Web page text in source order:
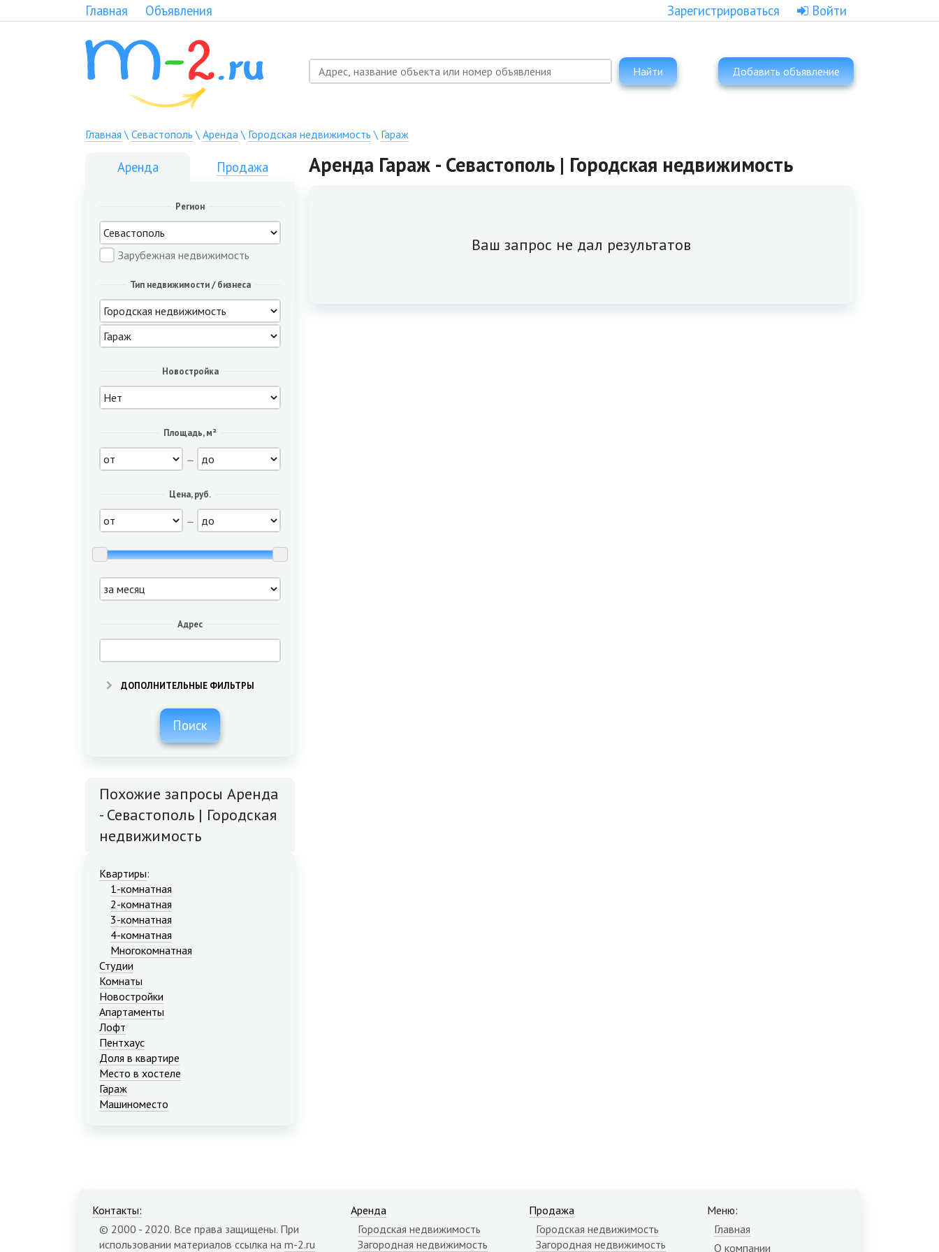
Главная Объявления Зарегистрироваться Войти
Найти Добавить объявление
Главная \ Севастополь \ Аренда\ Городская недвижимость \ Гараж
Аренда Продажа
Регион
Зарубежная недвижимость
Тип недвижимости / бизнеса
Новостройка
Площадь, м²
—
Цена, руб.
—
Адрес
ДОПОЛНИТЕЛЬНЫЕ ФИЛЬТРЫ
Поиск
Похожие запросы Аренда
- Севастополь | Городская
недвижимость
Квартиры:
1-комнатная
2-комнатная
3-комнатная
4-комнатная
Многокомнатная
Студии
Комнаты
Новостройки
Апартаменты
Лофт
Пентхаус
Доля в квартире
Место в хостеле
Гараж
Машиноместо
Аренда Гараж - Севастополь | Городская недвижимость
Ваш запрос не дал результатов
Контакты:
© 2000 - 2020. Все права защищены. При
использовании материалов ссылка на m-2.ru
Аренда
Городская недвижимость
Загородная недвижимость
Продажа
Городская недвижимость
Загородная недвижимость
Меню:
Главная
О компании